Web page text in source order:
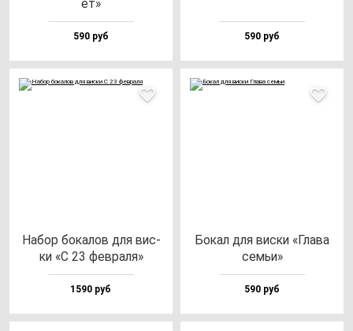
ет»
590 руб 590 руб
Набор бо­ка­лов для вис­
ки «С 23 фев­ра­ля»
1590 руб
Бокал для вис­ки «Гла­ва
cемьи»
590 руб